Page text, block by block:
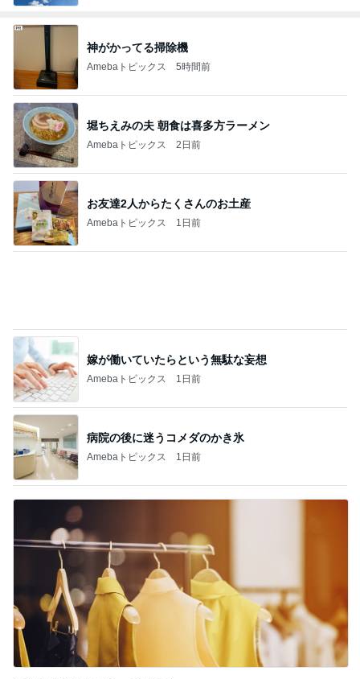
神がかってる掃除機
Amebaトピックス 5時間前
堀ちえみの夫 朝食は喜多方ラーメン
Amebaトピックス 2日前
お友達2人からたくさんのお土産
Amebaトピックス 1日前
嫁が働いていたらという無駄な妄想
Amebaトピックス 1日前
病院の後に迷うコメダのかき氷
Amebaトピックス 1日前